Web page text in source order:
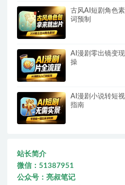
古风AI短剧角色
词预制
AI漫剧零出镜变
操
AI漫剧小说转短
指南
站长简介
微信：51387951
公众号：亮叔笔记